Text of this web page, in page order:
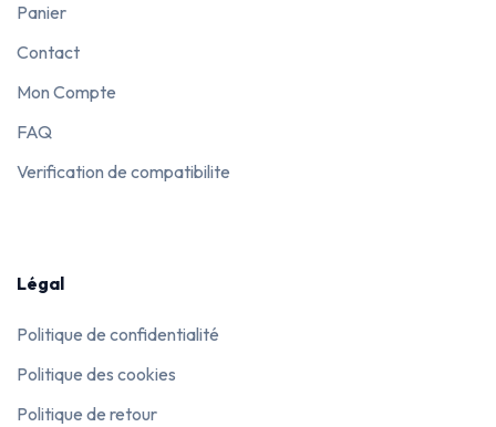
Panier
Contact
Mon Compte
FAQ
Verification de compatibilite
Légal
Politique de confidentialité
Politique des cookies
Politique de retour